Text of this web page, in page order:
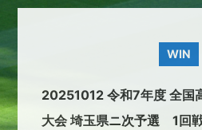
WIN
20251012 令和7年度 全国
大会 埼玉県ニ次予選 1回